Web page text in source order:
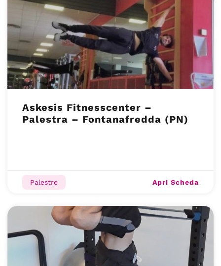
Askesis Fitnesscenter –
Palestra – Fontanafredda (PN)
Palestre Apri Scheda